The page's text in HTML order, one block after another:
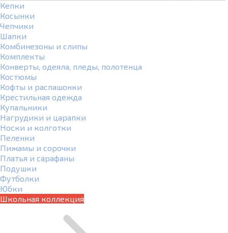
Кепки
Косынки
Чепчики
Шапки
Комбинезоны и слипы
Комплекты
Конверты, одеяла, пледы, полотенца
Костюмы
Кофты и распашонки
Крестильная одежда
Купальники
Нагрудики и царапки
Носки и колготки
Пеленки
Пижамы и сорочки
Платья и сарафаны
Подушки
Футболки
Юбки
Школьная коллекция